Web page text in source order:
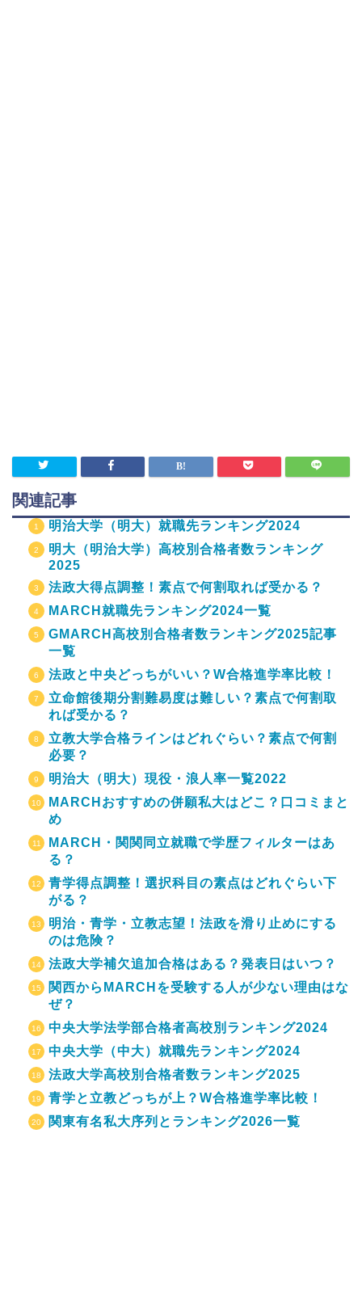
関連記事
明治大学（明大）就職先ランキング2024
明大（明治大学）高校別合格者数ランキング
2025
法政大得点調整！素点で何割取れば受かる？
MARCH就職先ランキング2024一覧
GMARCH高校別合格者数ランキング2025記事
一覧
法政と中央どっちがいい？W合格進学率比較！
立命館後期分割難易度は難しい？素点で何割取
れば受かる？
立教大学合格ラインはどれぐらい？素点で何割
必要？
明治大（明大）現役・浪人率一覧2022
MARCHおすすめの併願私大はどこ？口コミまと
め
MARCH・関関同立就職で学歴フィルターはあ
る？
青学得点調整！選択科目の素点はどれぐらい下
がる？
明治・青学・立教志望！法政を滑り止めにする
のは危険？
法政大学補欠追加合格はある？発表日はいつ？
関西からMARCHを受験する人が少ない理由はな
ぜ？
中央大学法学部合格者高校別ランキング2024
中央大学（中大）就職先ランキング2024
法政大学高校別合格者数ランキング2025
青学と立教どっちが上？W合格進学率比較！
関東有名私大序列とランキング2026一覧